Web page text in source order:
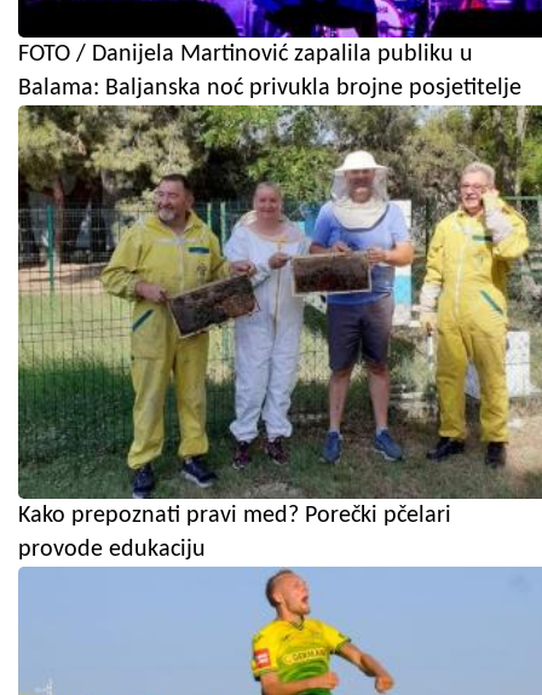
FOTO / Danijela Martinović zapalila publiku u
Balama: Baljanska noć privukla brojne posjetitelje
Kako prepoznati pravi med? Porečki pčelari
provode edukaciju